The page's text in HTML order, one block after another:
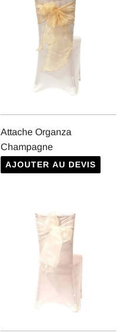
Attache Organza
Champagne
AJOUTER AU DEVIS